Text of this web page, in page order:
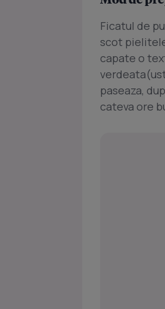
Ficatul de
scot
capate o
paseaza,
cateva ore